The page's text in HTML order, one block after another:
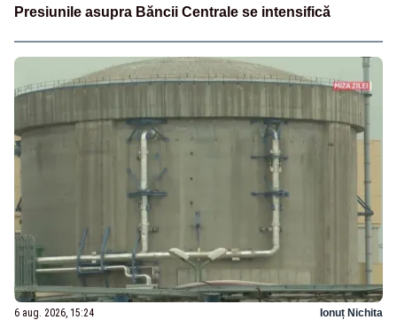
Presiunile asupra Băncii Centrale se intensifică
6 aug. 2026, 15:24 Ionuț Nichita